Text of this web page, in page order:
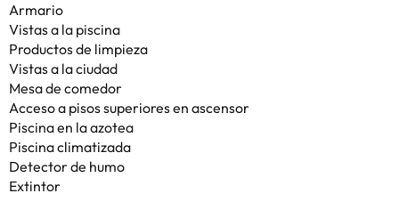
Armario
Vistas a la piscina
Productos de limpieza
Vistas a la ciudad
Mesa de comedor
Acceso a pisos superiores en ascensor
Piscina en la azotea
Piscina climatizada
Detector de humo
Extintor